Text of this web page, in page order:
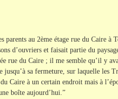
parents au 2ème étage rue du Caire
d’ouvriers et faisait partie du
rue du Caire ; il me semble qu’il y
jusqu’à sa fermeture, sur laquelle
Caire à un certain endroit mais à
boîte aujourd’hui.”